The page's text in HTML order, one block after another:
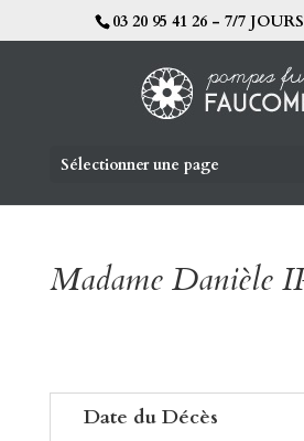
03 20 95 41 26 - 7/7
Sélectionner une page
Madame Danièle
Date du Décès